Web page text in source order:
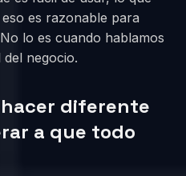
es razonable para
lo es cuando hablamos
negocio.
diferente
a que todo